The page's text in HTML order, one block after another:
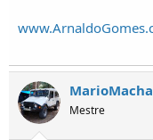
Mestre